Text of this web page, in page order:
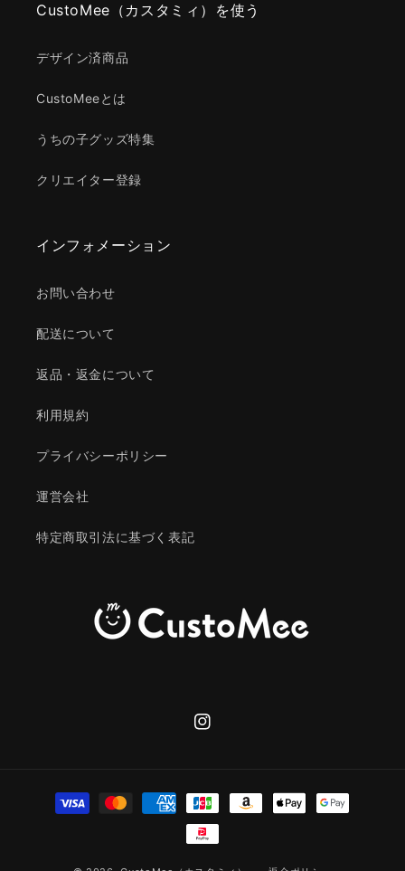
CustoMee（カスタミィ）を使う
デザイン済商品
CustoMeeとは
うちの子グッズ特集
クリエイター登録
インフォメーション
お問い合わせ
配送について
返品・返金について
利用規約
プライバシーポリシー
運営会社
特定商取引法に基づく表記
Instagram